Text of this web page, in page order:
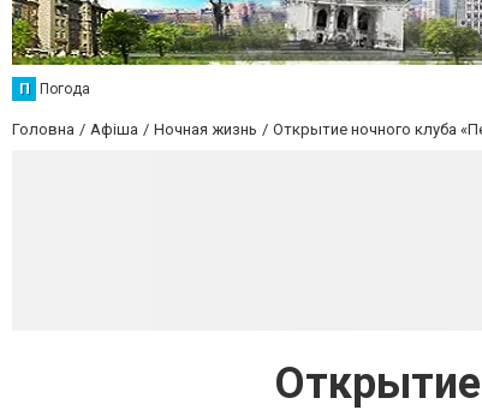
П Погода
Головна Афіша Ночная жизнь Открытие ночного клуба